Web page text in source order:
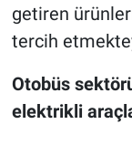
getiren
tercih
Otobüs
elektrikli